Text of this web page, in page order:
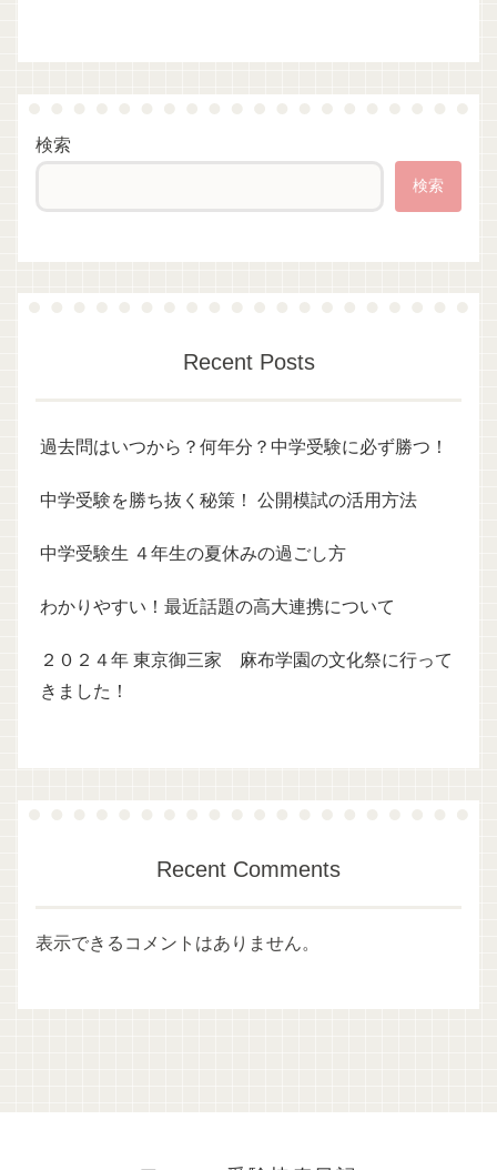
検索
検索
Recent Posts
過去問はいつから？何年分？中学受験に必ず勝つ！
中学受験を勝ち抜く秘策！ 公開模試の活用方法
中学受験生 ４年生の夏休みの過ごし方
わかりやすい！最近話題の高大連携について
２０２４年 東京御三家 麻布学園の文化祭に行って
きました！
Recent Comments
表示できるコメントはありません。